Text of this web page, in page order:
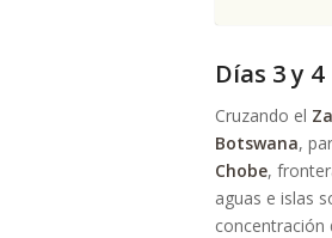
Días 3 y 4
Cruzando el
Botswana,
Chobe,
aguas e islas
concentración